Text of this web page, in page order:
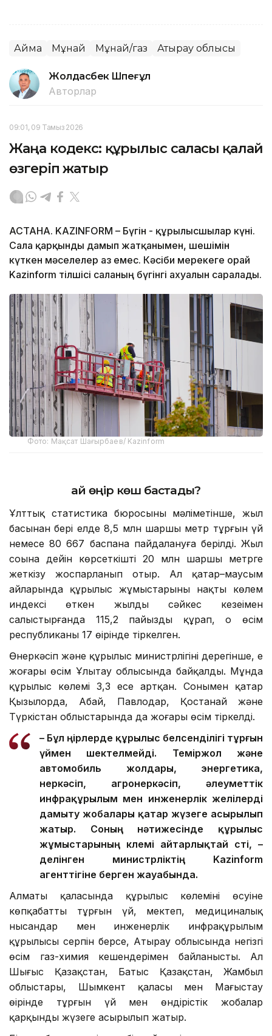
Аймақ Мұнай Мұнай/газ Атырау облысы
Жолдасбек Шөпеғұл
Авторлар
09:01, 09 Тамыз 2026
Жаңа кодекс: құрылыс саласы қалай
өзгеріп жатыр
АСТАНА. KAZINFORM – Бүгін - құрылысшылар күні.
Сала қарқынды дамып жатқанымен, шешімін
күткен мәселелер аз емес. Кәсіби мерекеге орай
Kazinform тілшісі саланың бүгінгі ахуалын саралады.
Фото: Мақсат Шағырбаев/ Kazinform
Қай өңір көш бастады?
Ұлттық статистика бюросының мәліметінше, жыл
басынан бері елде 8,5 млн шаршы метр тұрғын үй
немесе 80 667 баспана пайдалануға берілді. Жыл
соңына дейін көрсеткішті 20 млн шаршы метрге
жеткізу жоспарланып отыр. Ал қаңтар–маусым
айларында құрылыс жұмыстарының нақты көлем
индексі өткен жылдың сәйкес кезеңімен
салыстырғанда 115,2 пайызды құрап, оң өсім
республиканың 17 өңірінде тіркелген.
Өнеркәсіп және құрылыс министрлігінің дерегінше, ең
жоғары өсім Ұлытау облысында байқалды. Мұнда
құрылыс көлемі 3,3 есе артқан. Сонымен қатар
Қызылорда, Абай, Павлодар, Қостанай және
Түркістан облыстарында да жоғары өсім тіркелді.
– Бұл өңірлерде құрылыс белсенділігі тұрғын
үймен шектелмейді. Теміржол және
автомобиль жолдары, энергетика,
өнеркәсіп, агроөнеркәсіп, әлеуметтік
инфрақұрылым мен инженерлік желілерді
дамыту жобалары қатар жүзеге асырылып
жатыр. Соның нәтижесінде құрылыс
жұмыстарының көлемі айтарлықтай өсті, –
делінген министрліктің Kazinform
агенттігіне берген жауабында.
Алматы қаласында құрылыс көлемінің өсуіне
көпқабатты тұрғын үй, мектеп, медициналық
нысандар мен инженерлік инфрақұрылым
құрылысы серпін берсе, Атырау облысында негізгі
өсім газ-химия кешендерімен байланысты. Ал
Шығыс Қазақстан, Батыс Қазақстан, Жамбыл
облыстары, Шымкент қаласы мен Маңғыстау
өңірінде тұрғын үй мен өндірістік жобалар
қарқынды жүзеге асырылып жатыр.